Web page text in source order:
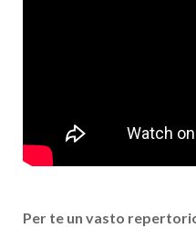
Per te un vasto